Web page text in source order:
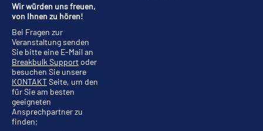
Wir würden uns freuen,
von Ihnen zu hören!
Bei Fragen zur
Veranstaltung senden
Sie bitte eine E-Mail an
Breakbulk Supportoder
besuchen Sie unsere
KONTAKTSeite, um den
für Sie am besten
geeigneten
Ansprechpartner zu
finden;